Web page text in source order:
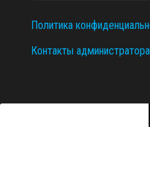
Политика
Контакты администратора